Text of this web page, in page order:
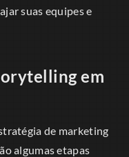
suas equipes e
em
de marketing
algumas etapas